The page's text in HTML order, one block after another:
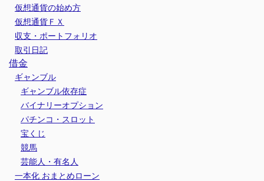
仮想通貨の始め方
仮想通貨ＦＸ
収支・ポートフォリオ
取引日記
借金
ギャンブル
ギャンブル依存症
バイナリーオプション
パチンコ・スロット
宝くじ
競馬
芸能人・有名人
一本化 おまとめローン